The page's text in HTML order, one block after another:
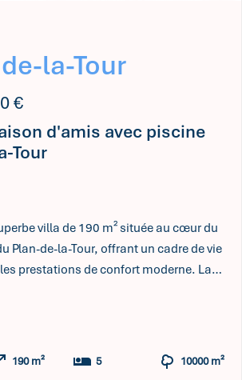
la-Tour
€
d'amis avec piscine
Tour
villa de 190 m² située au cœur du
Plan-de-la-Tour, offrant un cadre de vie
prestations de confort moderne. La
séduit par son grand séjour lumineux
doté d'une élégante cheminée et de larges baies vitrées c ...
190 m² 5 10000 m²